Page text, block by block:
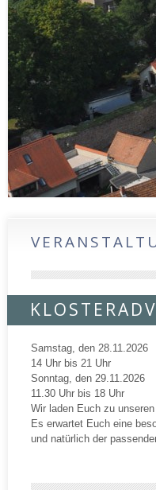
Samstag, den 28.11.2026
14 Uhr bis 21 Uhr
Sonntag, den 29.11.2026
11.30 Uhr bis 18 Uhr
Wir laden Euch zu
Es erwartet Euch eine
und natürlich der